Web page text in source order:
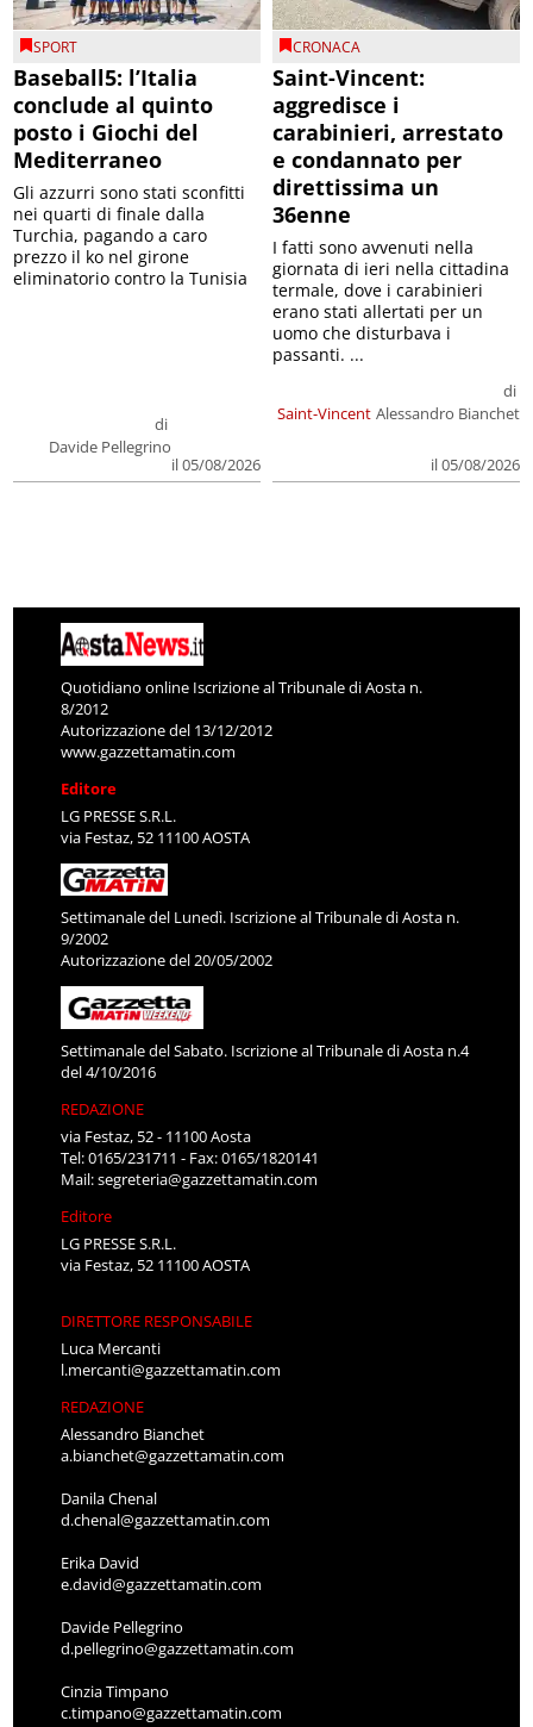
SPORT
Baseball5: l’Italia
conclude al quinto
posto i Giochi del
Mediterraneo
di
Davide Pellegrino
il 05/08/2026
Gli azzurri sono stati sconfitti
nei quarti di finale dalla
Turchia, pagando a caro
prezzo il ko nel girone
eliminatorio contro la Tunisia
CRONACA
Saint-Vincent:
aggredisce i
carabinieri, arrestato
e condannato per
direttissima un
36enne
Saint-Vincent
di
Alessandro Bianchet
il 05/08/2026
I fatti sono avvenuti nella
giornata di ieri nella cittadina
termale, dove i carabinieri
erano stati allertati per un
uomo che disturbava i
passanti. ...
Quotidiano online Iscrizione al Tribunale di Aosta n.
8/2012
Autorizzazione del 13/12/2012
www.gazzettamatin.com
Editore
LG PRESSE S.R.L.
via Festaz, 52 11100 AOSTA
Settimanale del Lunedì. Iscrizione al Tribunale di Aosta n.
9/2002
Autorizzazione del 20/05/2002
Settimanale del Sabato. Iscrizione al Tribunale di Aosta n.4
del 4/10/2016
REDAZIONE
via Festaz, 52 - 11100 Aosta
Tel: 0165/231711 - Fax: 0165/1820141
Mail:segreteria@gazzettamatin.com
Editore
LG PRESSE S.R.L.
via Festaz, 52 11100 AOSTA
DIRETTORE RESPONSABILE
Luca Mercanti
l.mercanti@gazzettamatin.com
REDAZIONE
Alessandro Bianchet
a.bianchet@gazzettamatin.com
Danila Chenal
d.chenal@gazzettamatin.com
Erika David
e.david@gazzettamatin.com
Davide Pellegrino
d.pellegrino@gazzettamatin.com
Cinzia Timpano
c.timpano@gazzettamatin.com